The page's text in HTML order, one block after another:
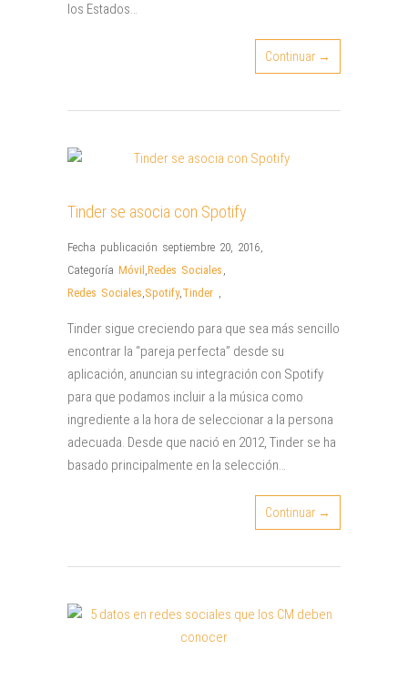
los Estados…
Continuar →
Tinder se asocia con Spotify
Fecha publicación septiembre 20, 2016,
Categoría Móvil ,Redes Sociales ,
Redes Sociales,Spotify,Tinder ,
Tinder sigue creciendo para que sea más sencillo
encontrar la “pareja perfecta” desde su
aplicación, anuncian su integración con Spotify
para que podamos incluir a la música como
ingrediente a la hora de seleccionar a la persona
adecuada. Desde que nació en 2012, Tinder se ha
basado principalmente en la selección…
Continuar →